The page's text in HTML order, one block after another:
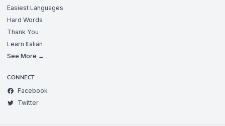
Easiest Languages
Hard Words
Thank You
Learn Italian
See More →
CONNECT
Facebook
Twitter